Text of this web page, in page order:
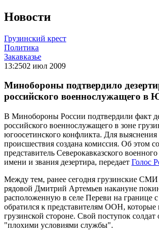
Новости
Грузинский крест
Политика
Закавказье
13:2502 июл 2009
Минобороны подтвердило
российского военнослужащего в
В Минобороны России подтвердили факт
российского военнослужащего в зоне
югоосетинского конфликта. Для выяснения
происшествия создана комиссия. Об этом
представитель Северокавказского
имени и звания дезертира, передает Голос
Между тем, ранее сегодня грузинские
рядовой Дмитрий Артемьев накануне
расположенную в селе Переви на границе
обратился к представителям ООН, которые
грузинской стороне. Свой поступок солдат
"плохими условиями службы".